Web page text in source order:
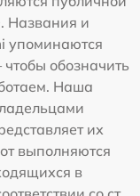
Названия и
упоминаются
обозначить
Наша
их
выполняются
в